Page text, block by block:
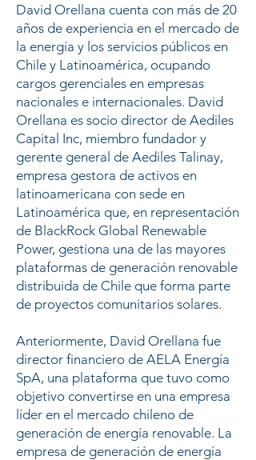
David Orellana cuenta con más de 20
años de experiencia en el mercado de
la energía y los servicios públicos en
Chile y Latinoamérica, ocupando
cargos gerenciales en empresas
nacionales e internacionales. David
Orellana es socio director de Aediles
Capital Inc, miembro fundador y
gerente general de Aediles Talinay,
empresa gestora de activos en
latinoamericana con sede en
Latinoamérica que, en representación
de BlackRock Global Renewable
Power, gestiona una de las mayores
plataformas de generación renovable
distribuida de Chile que forma parte
de proyectos comunitarios solares.
Anteriormente, David Orellana fue
director financiero de AELA Energía
SpA, una plataforma que tuvo como
objetivo convertirse en una empresa
líder en el mercado chileno de
generación de energía renovable. La
empresa de generación de energía